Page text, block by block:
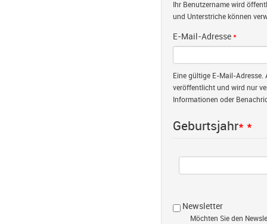
Ihr Benutzername wird
und Unterstriche können
E-Mail-Adresse *
Eine gültige E-Mail-Adresse.
veröffentlicht und wird nur
Informationen oder
Geburtsjahr* *
Newsletter
Möchten Sie den